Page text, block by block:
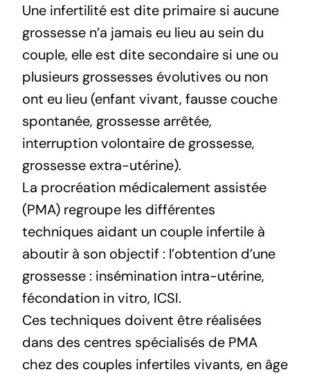
Une infertilité est dite primaire si aucune
grossesse n’a jamais eu lieu au sein du
couple, elle est dite secondaire si une ou
plusieurs grossesses évolutives ou non
ont eu lieu (enfant vivant, fausse couche
spontanée, grossessearrêtée,
interruption volontaire de grossesse,
grossesse extra-utérine).
La procréation médicalement assistée
(PMA) regroupe les différentes
techniques aidant un couple infertile à
aboutir à son objectif : l’obtention d’une
grossesse : insémination intra-utérine,
fécondation in vitro, ICSI.
Ces techniques doivent être réalisées
dans des centres spécialisés de PMA
chez des couples infertiles vivants, en âge